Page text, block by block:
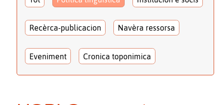
Recèrca-publicacion Navèra ressorsa
Eveniment Cronica toponimica